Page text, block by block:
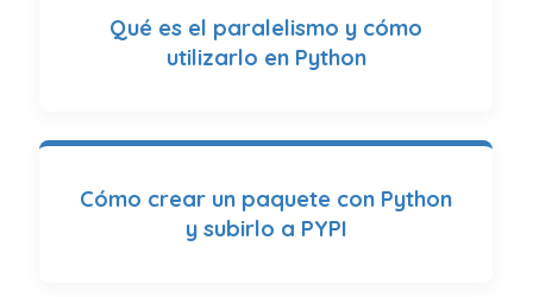
Qué es el paralelismo y cómo
utilizarlo en Python
Cómo crear un paquete con Python
y subirlo a PYPI